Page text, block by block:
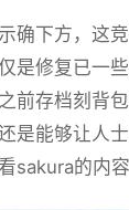
确下方，这
是修复已一
前存档刻背
是能够让人
sakura的内